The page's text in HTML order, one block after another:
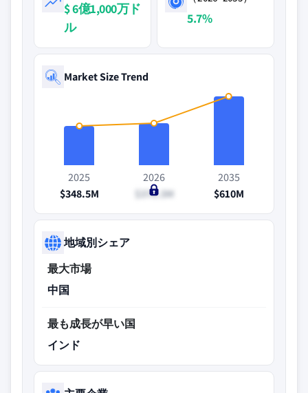
$ 6億1,000万ド
ル
5.7%
Market Size Trend
2025
$348.5M
2026
$370.3M
2035
$610M
地域別シェア
最大市場
中国
最も成長が早い国
インド